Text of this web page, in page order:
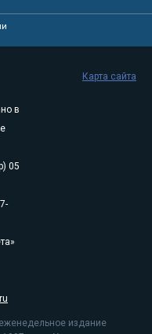
в
05
издание
Карта сайта